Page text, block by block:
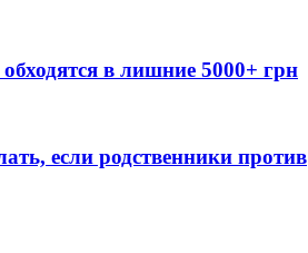
в лишние 5000+ грн
если родственники против